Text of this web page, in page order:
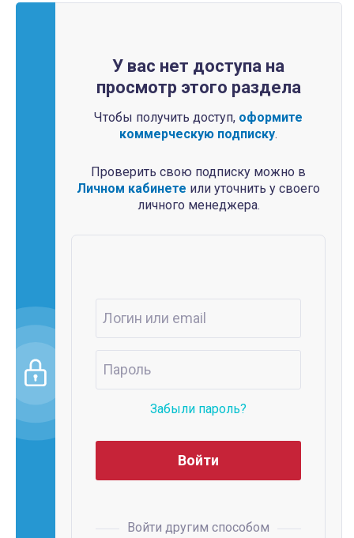
У вас нет доступа на
просмотр этого раздела
Чтобы получить доступ, оформите
коммерческую подписку.
Проверить свою подписку можно в
Личном кабинете или уточнить у своего
личного менеджера.
Забыли пароль?
Войти другим способом